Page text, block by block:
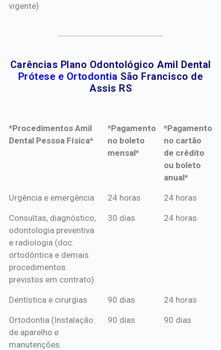
vigente)
Carências Plano Odontológico Amil Dental
Prótese e Ortodontia São Francisco de
Assis RS
*Procedimentos Amil
Dental Pessoa Física*
*Pagamento
no boleto
mensal*
*Pagamento
no cartão
de crédito
ou boleto
anual*
*Procedimentos Amil
*Pagamento
mensal*
*Pagamento
de crédito
Urgência e emergência 24 horas 24 horas
Consultas, diagnóstico,
odontologia preventiva
e radiologia (doc.
ortodôntica e demais
procedimentos
previstos em contrato)
30 dias 24 horas
Dentística e cirurgias 90 dias 24 horas
Ortodontia (Instalação
de aparelho e
manutenções
90 dias 90 dias